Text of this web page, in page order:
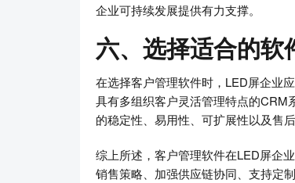
企业可持续发展提供有力支撑。
六、选择适合的软
在选择客户管理软件时，LED屏企业
具有多组织客户灵活管理特点的CRM
的稳定性、易用性、可扩展性以及售
综上所述，客户管理软件在LED屏企
销售策略、加强供应链协同、支持定